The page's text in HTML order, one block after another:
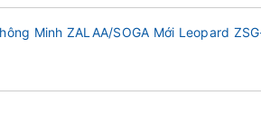
Minh ZALAA/SOGA Mới Leopard